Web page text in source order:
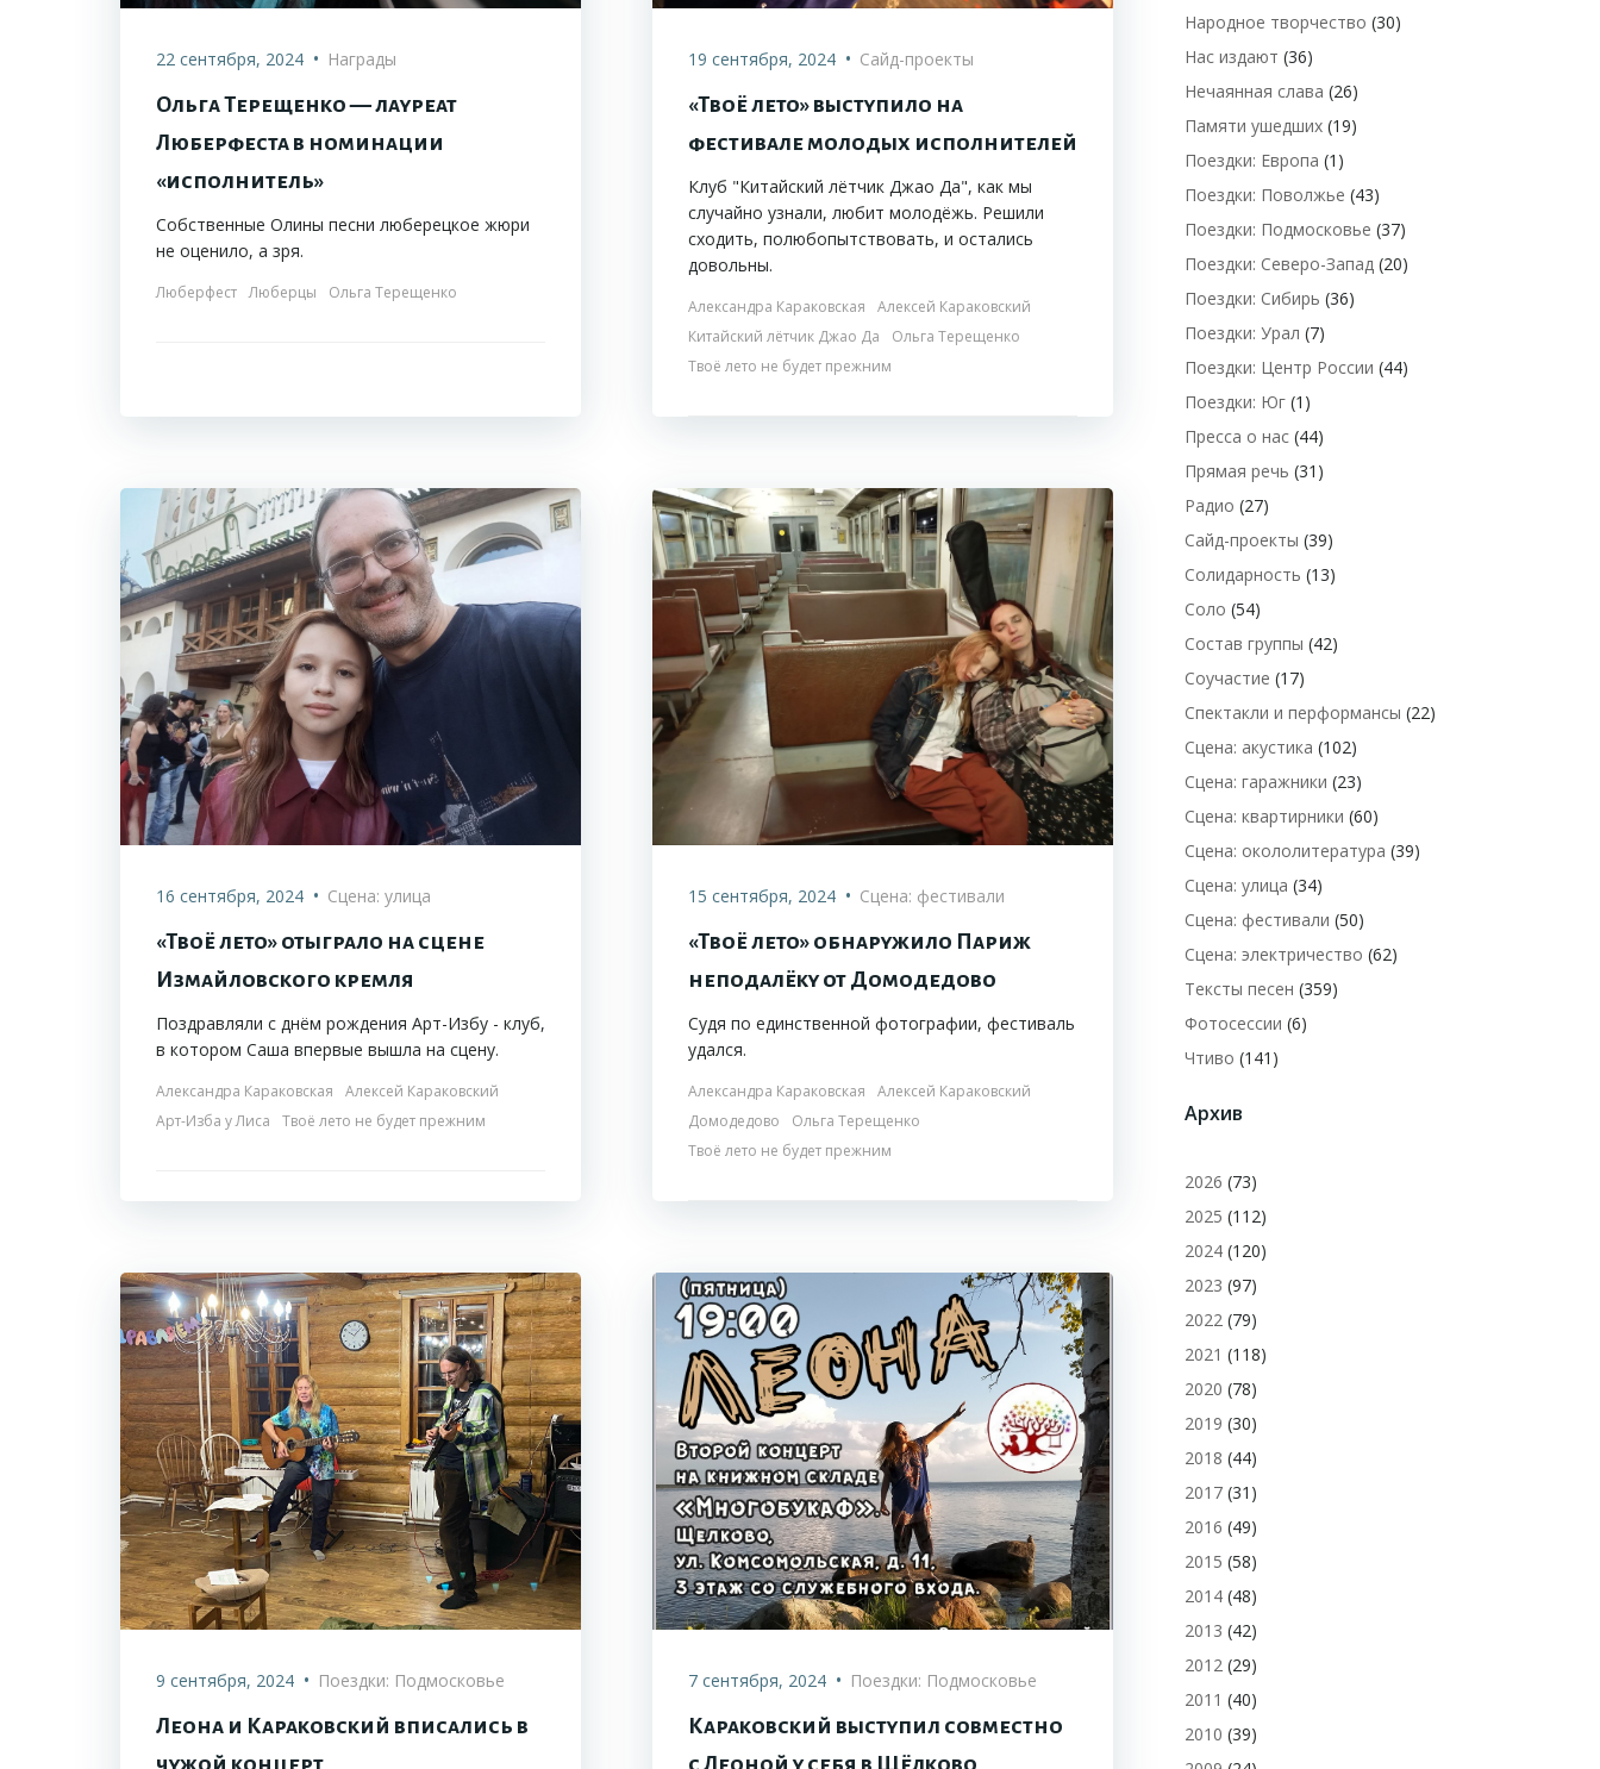
22 сентября, 2024 • Награды
Ольга Терещенко — лауреат
Люберфеста в номинации
«исполнитель»
Собственные Олины песни люберецкое жюри
не оценило, а зря.
Люберфест Люберцы Ольга Терещенко
19 сентября, 2024 • Сайд-проекты
«Твоё лето» выступило на
фестивале молодых исполнителей
Клуб "Китайский лётчик Джао Да", как мы
случайно узнали, любит молодёжь. Решили
сходить, полюбопытствовать, и остались
довольны.
Александра Караковская
Алексей Караковский
Китайский лётчик Джао Да
Ольга Терещенко
Твоё лето не будет прежним
16 сентября, 2024 • Сцена: улица
«Твоё лето» отыграло на сцене
Измайловского кремля
Поздравляли с днём рождения Арт-Избу - клуб,
в котором Саша впервые вышла на сцену.
Александра Караковская
Алексей Караковский
Арт-Изба у Лиса
Твоё лето не будет прежним
15 сентября, 2024 • Сцена: фестивали
«Твоё лето» обнаружило Париж
неподалёку от Домодедово
Судя по единственной фотографии, фестиваль
удался.
Александра Караковская
Алексей Караковский
Домодедово
Ольга Терещенко
Твоё лето не будет прежним
9 сентября, 2024 • Поездки: Подмосковье
Леона и Караковский вписались в
7 сентября, 2024 • Поездки: Подмосковье
Караковский выступил совместно
Народное творчество (30)
Нас издают (36)
Нечаянная слава (26)
Памяти ушедших (19)
Поездки: Европа (1)
Поездки: Поволжье (43)
Поездки: Подмосковье (37)
Поездки: Северо-Запад (20)
Поездки: Сибирь (36)
Поездки: Урал (7)
Поездки: Центр России (44)
Поездки: Юг (1)
Пресса о нас (44)
Прямая речь (31)
Радио (27)
Сайд-проекты (39)
Солидарность (13)
Соло (54)
Состав группы (42)
Соучастие (17)
Спектакли и перформансы (22)
Сцена: акустика (102)
Сцена: гаражники (23)
Сцена: квартирники (60)
Сцена: окололитература (39)
Сцена: улица (34)
Сцена: фестивали (50)
Сцена: электричество (62)
Тексты песен (359)
Фотосессии (6)
Чтиво (141)
Архив
2026 (73)
2025 (112)
2024 (120)
2023 (97)
2022 (79)
2021 (118)
2020 (78)
2019 (30)
2018 (44)
2017 (31)
2016 (49)
2015 (58)
2014 (48)
2013 (42)
2012 (29)
2011 (40)
2010 (39)